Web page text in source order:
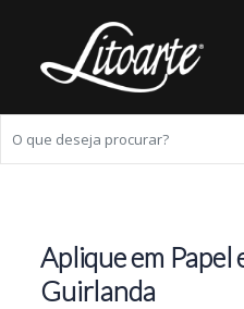
Aplique em
Guirlanda